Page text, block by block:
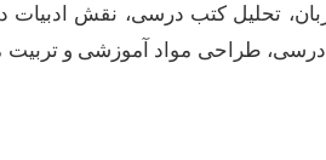
تحلیل کتب درسی، نقش ادبیات
طراحی مواد آموزشی و تربیت